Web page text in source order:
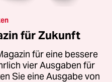
für Zukunft
für eine bessere
vier Ausgaben für
Sie eine Ausgabe von